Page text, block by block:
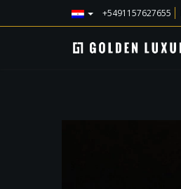
+5491157627655